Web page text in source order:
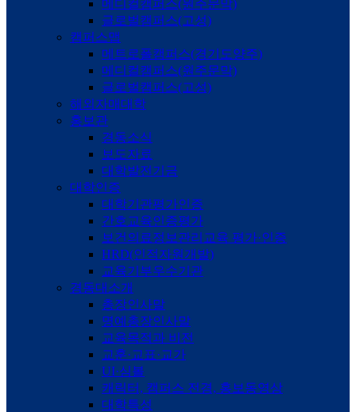
메디컬캠퍼스(원주문막)
글로벌캠퍼스(고성)
캠퍼스맵
메트로폴캠퍼스(경기도양주)
메디컬캠퍼스(원주문막)
글로벌캠퍼스(고성)
해외자매대학
홍보관
경동소식
보도자료
대학발전기금
대학인증
대학기관평가인증
간호교육인증평가
보건의료정보관리교육 평가·인증
HRD(인적자원개발)
교육기부우수기관
경동대소개
총장인사말
명예총장인사말
교육목적과 비전
교훈·교표·교가
UI·심볼
캐릭터, 캠퍼스 전경, 홍보동영상
대학특성